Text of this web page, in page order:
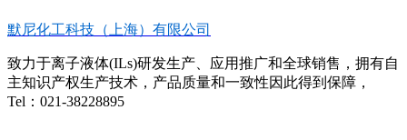
默尼化工科技（上海）有限公司
致力于离子液体(ILs)研发生产、应用推广和全球销售，拥有自
主知识产权生产技术，产品质量和一致性因此得到保障，
Tel：021-38228895